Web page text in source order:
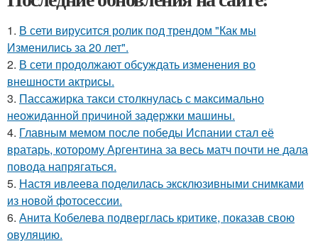
1. В сети вирусится ролик под трендом "Как мы
Изменились за 20 лет".
2. В сети продолжают обсуждать изменения во
внешности актрисы.
3. Пассажирка такси столкнулась с максимально
неожиданной причиной задержки машины.
4. Главным мемом после победы Испании стал её
вратарь, которому Аргентина за весь матч почти не дала
повода напрягаться.
5. Настя ивлеева поделилась эксклюзивными снимками
из новой фотосессии.
6. Анита Кобелева подверглась критике, показав свою
овуляцию.